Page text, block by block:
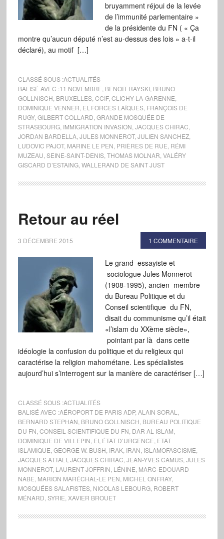
bruyamment réjoui de la levée
de l’immunité parlementaire »
de la présidente du FN ( « Ça
montre qu’aucun député n’est au-dessus des lois » a-t-il
déclaré), au motif […]
CLASSÉ SOUS :ACTUALITÉS
BALISÉ AVEC :11 NOVEMBRE BENOIT RAYSKI, BRUNO
GOLLNISCH BRUXELLES, CCIF, CLICHY-LA-GARENNE
DOMINIQUE VENNER EI, FORCES LAÏQUES, FRANÇOIS DE
RUGY, GILBERT COLLARD GRANDE MOSQUÉE DE
STRASBOURG, IMMIGRATION INVASION JACQUES CHIRAC
JORDAN BARDELLA, JULES MONNEROT, JULIEN SANCHEZ,
LUDOVIC PAJOT, MARINE LE PEN PRIÈRES DE RUE RÉMI
MUZEAU SEINE-SAINT-DENIS, THOMAS MOLNAR VALÉRY
GISCARD D’ESTAING, WALLERAND DE SAINT JUST
Retour au réel
3 DÉCEMBRE 2015 1 COMMENTAIRE
Le grand essayiste et
sociologue Jules Monnerot
(1908-1995), ancien membre
du Bureau Politique et du
Conseil scientifique du FN,
disait du communisme qu’il était
«l’islam du XXème siècle»,
pointant par là dans cette
idéologie la confusion du politique et du religieux qui
caractérise la religion mahométane. Les spécialistes
aujourd’hui s’interrogent sur la manière de caractériser […]
CLASSÉ SOUS :ACTUALITÉS
BALISÉ AVEC :AÉROPORT DE PARIS ADP, ALAIN SORAL
BERNARD STEPHAN BRUNO GOLLNISCH BUREAU POLITIQUE
DU FN CONSEIL SCIENTIFIQUE DU FN DAR AL ISLAM
DOMINIQUE DE VILLEPIN EI, ÉTAT D’URGENCE ETAT
ISLAMIQUE GEORGE W. BUSH IRAK, IRAN ISLAMOFASCISME
JACQUES ATTALI, JACQUES CHIRAC JEAN-YVES CAMUS, JULES
MONNEROT, LAURENT JOFFRIN LÉNINE MARC-EDOUARD
NABE MARION MARÉCHAL-LE PEN MICHEL ONFRAY,
MOSQUÉES SALAFISTES, NICOLAS LEBOURG, ROBERT
MÉNARD SYRIE XAVIER BROUET